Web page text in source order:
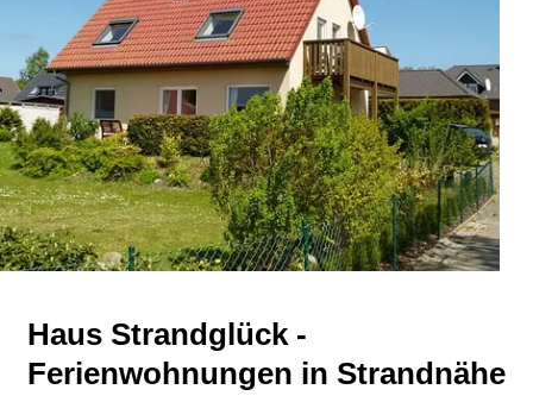
Haus Strandglück -
Ferienwohnungen in Strandnähe